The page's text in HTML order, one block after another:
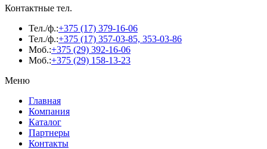
Контактные тел.
Тел./ф.:+375 (17) 379-16-06
Тел./ф.:+375 (17) 357-03-85, 353-03-86
Моб.:+375 (29) 392-16-06
Моб.:+375 (29) 158-13-23
Меню
Главная
Компания
Каталог
Партнеры
Контакты